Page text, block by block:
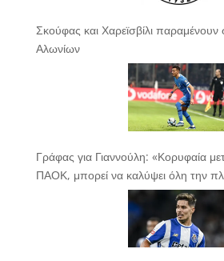
Σκούφας και Χαρεϊσβίλι παραμένουν
Αλωνίων
Γράφας για Γιαννούλη: «Κορυφαία
ΠΑΟΚ, μπορεί να καλύψει όλη την